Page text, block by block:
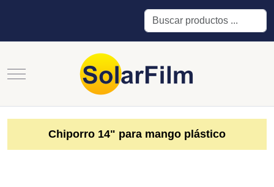
Buscar
Mobile Menu Toggle
Chiporro 14" para mango plástico